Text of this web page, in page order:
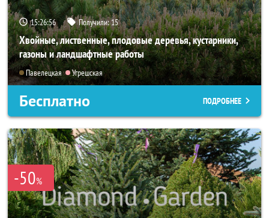
15:26:55 Получили:15
Хвойные, лиственные, плодовые деревья, кустарники,
газоны и ландшафтные работы
Павелецкая Угрешская
Бесплатно ПОДРОБНЕЕ
-50%